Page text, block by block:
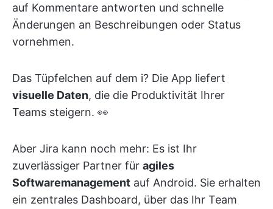
auf Kommentare antworten und schnelle
Änderungen an Beschreibungen oder Status
vornehmen.
Das Tüpfelchen auf dem i? Die App liefert
visuelle Daten, die die Produktivität Ihrer
Teams steigern. 👀
Aber Jira kann noch mehr: Es ist Ihr
zuverlässiger Partner für agiles
Softwaremanagement auf Android. Sie erhalten
ein zentrales Dashboard, über das Ihr Team